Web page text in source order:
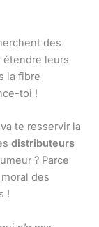
des
leurs
la fibre
toi !
te resservir la
distributeurs
? Parce
des
!